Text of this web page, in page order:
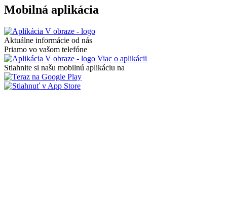
Mobilná aplikácia
Aktuálne informácie od nás
Priamo vo vašom telefóne
Viac o aplikácii
Stiahnite si našu mobilnú aplikáciu na